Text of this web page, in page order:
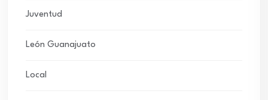
Juventud
León Guanajuato
Local